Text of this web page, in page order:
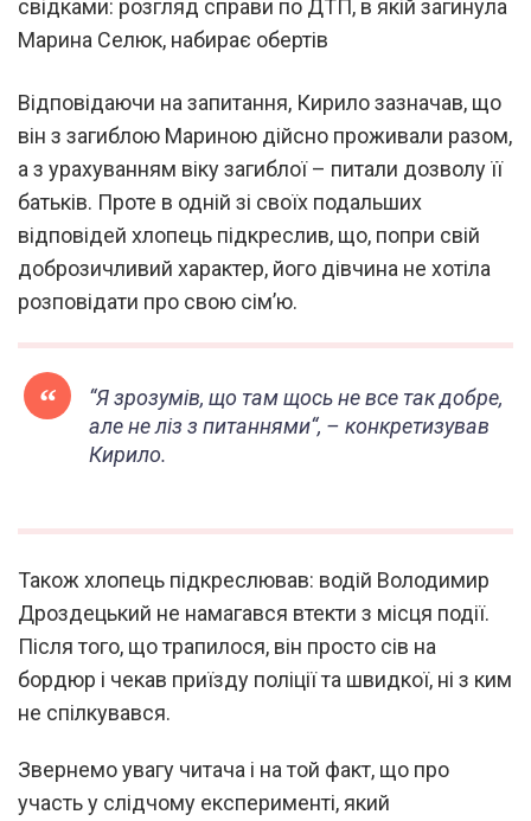
Відповідаючи на запитання, Кирило зазначав, що
він з загиблою Мариною дійсно проживали разом,
а з урахуванням віку загиблої – питали дозволу її
батьків. Проте в одній зі своїх подальших
відповідей хлопець підкреслив, що, попри свій
доброзичливий характер, його дівчина не хотіла
розповідати про свою сім’ю.
“Я зрозумів, що там щось не все так добре,
але не ліз з питаннями“, – конкретизував
Кирило.
Також хлопець підкреслював: водій Володимир
Дроздецький не намагався втекти з місця події.
Після того, що трапилося, він просто сів на
бордюр і чекав приїзду поліції та швидкої, ні з ким
не спілкувався.
Звернемо увагу читача і на той факт, що про
участь у слідчому експерименті, який